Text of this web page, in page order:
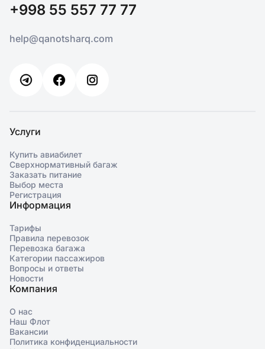
+998 55 557 77 77
help@qanotsharq.com
Услуги
Купить авиабилет
Сверхнормативный багаж
Заказать питание
Выбор места
Регистрация
Информация
Тарифы
Правила перевозок
Перевозка багажа
Категории пассажиров
Вопросы и ответы
Новости
Компания
О нас
Наш Флот
Вакансии
Политика конфиденциальности